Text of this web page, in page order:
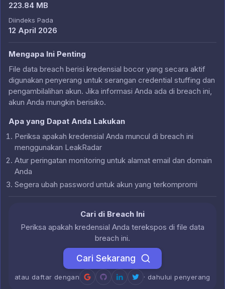
223.84 MB
Diindeks Pada
12 April 2026
Mengapa Ini Penting
File data breach berisi kredensial bocor yang secara aktif
digunakan penyerang untuk serangan credential stuffing dan
pengambilalihan akun. Jika informasi Anda ada di breach ini,
akun Anda mungkin berisiko.
Apa yang Dapat Anda Lakukan
Periksa apakah kredensial Anda muncul di breach ini
menggunakan LeakRadar
Atur peringatan monitoring untuk alamat email dan domain
Anda
Segera ubah password untuk akun yang terkompromi
Cari di Breach Ini
Periksa apakah kredensial Anda terekspos di file data
breach ini.
Cari Sekarang
atau daftar dengan · dahului penyerang